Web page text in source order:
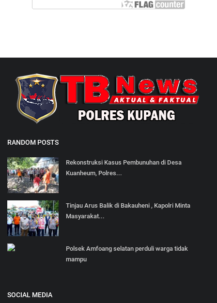
RANDOM POSTS
Rekonstruksi Kasus Pembunuhan di Desa
Kuanheum, Polres...
Tinjau Arus Balik di Bakauheni , Kapolri Minta
Masyarakat...
Polsek Amfoang selatan perduli warga tidak
mampu
SOCIAL MEDIA